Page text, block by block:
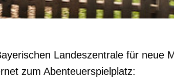
Landeszentrale für neue
zum Abenteuerspielplatz: